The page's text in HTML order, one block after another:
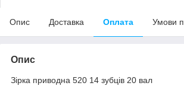
Опис Доставка Оплата Умови
Опис
Зірка приводна 520 14 зубців 20 вал